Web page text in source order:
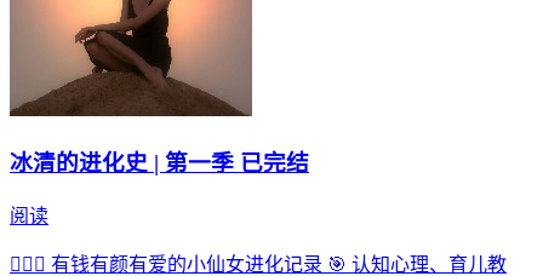
冰清的进化史 | 第一季 已完结
阅读
🧚🏻‍♀️ 有钱有颜有爱的小仙女进化记录 🎯 认知心理、育儿教